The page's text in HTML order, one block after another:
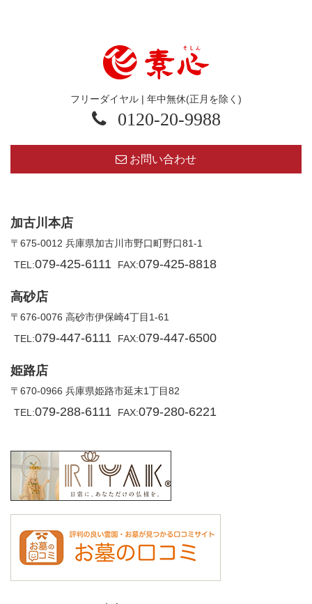
フリーダイヤル | 年中無休(正月を除く)
0120-20-9988
お問い合わせ
加古川本店
〒675-0012 兵庫県加古川市野口町野口81-1
TEL:079-425-6111 FAX:079-425-8818
高砂店
〒676-0076 高砂市伊保崎4丁目1-61
TEL:079-447-6111 FAX:079-447-6500
姫路店
〒670-0966 兵庫県姫路市延末1丁目82
TEL:079-288-6111 FAX:079-280-6221